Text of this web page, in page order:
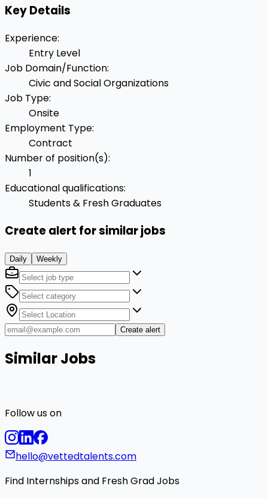
Key Details
Experience:
Entry Level
Job Domain/Function:
Civic and Social Organizations
Job Type:
Onsite
Employment Type:
Contract
Number of position(s):
1
Educational qualifications:
Students & Fresh Graduates
Create alert for similar jobs
Daily Weekly
Create alert
Similar Jobs
Follow us on
hello@vettedtalents.com
Find Internships and Fresh Grad Jobs